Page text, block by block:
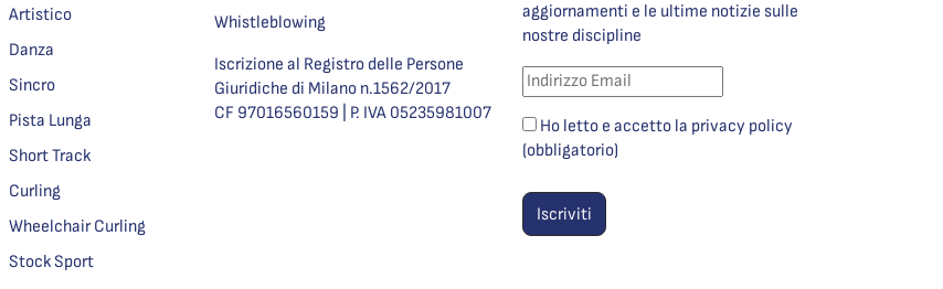
Artistico
Danza
Sincro
Pista Lunga
Short Track
Curling
Wheelchair Curling
Stock Sport
Whistleblowing
Iscrizione al Registro delle Persone
Giuridiche di Milano n.1562/2017
CF 97016560159 | P. IVA 05235981007
aggiornamenti e le ultime notizie sulle
nostre discipline
Ho letto e accetto la privacy policy
(obbligatorio)